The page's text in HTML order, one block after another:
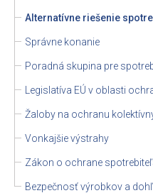
Alternatívne riešenie
Správne konanie
Poradná skupina pre
Legislatíva EÚ v oblasti
Žaloby na ochranu
Vonkajšie výstrahy
Zákon o ochrane
Bezpečnosť výrobkov a